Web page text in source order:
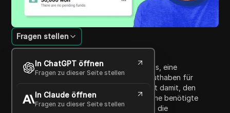
Inhaltsübersicht
Fragen stellen
In ChatGPT öffnen
Fragen zu dieser Seite stellen
In Claude öffnen
Fragen zu dieser Seite stellen
Dieses Tutorial führt Sie durch den Prozess, eine
Rückerstattung für Ihr vorausbezahltes Guthaben für
Facebook-Werbung zu erhalten. Es beginnt damit, den
Nutzern Anweisungen zu geben, wie sie eine benötigte
Browsererweiterung einrichten können, um die